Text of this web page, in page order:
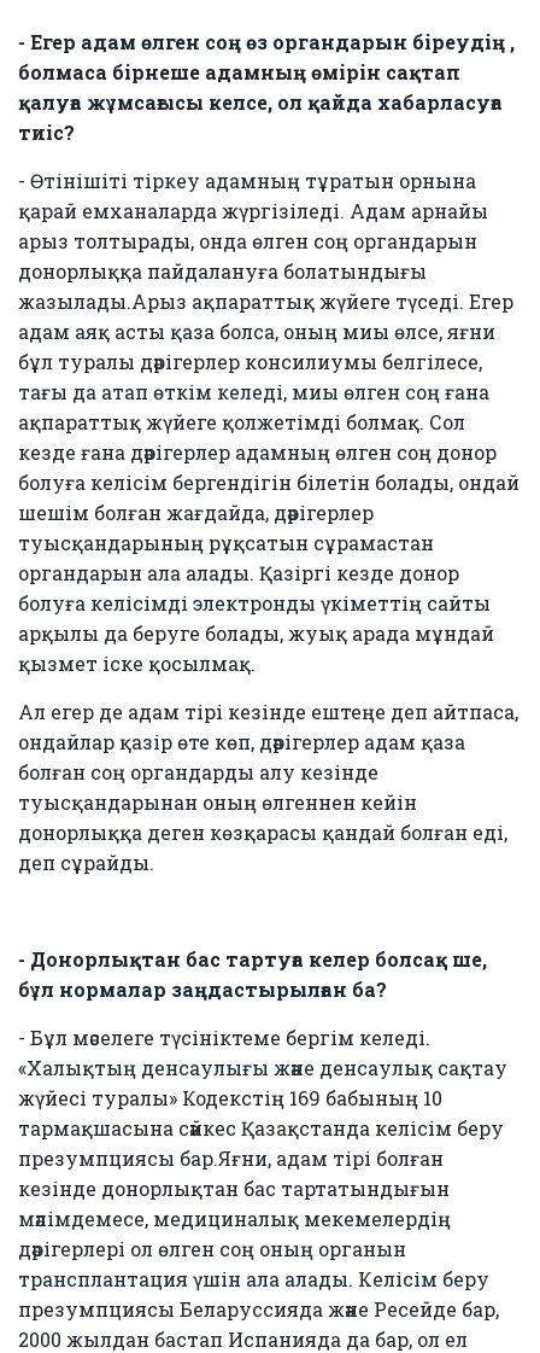
- Егер адам өлген соң өз органдарын біреудің ,
болмаса бірнеше адамның өмірін сақтап
қалуға жұмсағысы келсе, ол қайда хабарласуға
тиіс?
- Өтінішіті тіркеу адамның тұратын орнына
қарай емханаларда жүргізіледі. Адам арнайы
арыз толтырады, онда өлген соң органдарын
донорлыққа пайдалануға болатындығы
жазылады.Арыз ақпараттық жүйеге түседі. Егер
адам аяқ асты қаза болса, оның миы өлсе, яғни
бұл туралы дәрігерлер консилиумы белгілесе,
тағы да атап өткім келеді, миы өлген соң ғана
ақпараттық жүйеге қолжетімді болмақ. Сол
кезде ғана дәрігерлер адамның өлген соң донор
болуға келісім бергендігін білетін болады, ондай
шешім болған жағдайда, дәрігерлер
туысқандарының рұқсатын сұрамастан
органдарын ала алады. Қазіргі кезде донор
болуға келісімді электронды үкіметтің сайты
арқылы да беруге болады, жуық арада мұндай
қызмет іске қосылмақ.
Ал егер де адам тірі кезінде ештеңе деп айтпаса,
ондайлар қазір өте көп, дәрігерлер адам қаза
болған соң органдарды алу кезінде
туысқандарынан оның өлгеннен кейін
донорлыққа деген көзқарасы қандай болған еді,
деп сұрайды.
- Донорлықтан бас тартуға келер болсақ ше,
бұл нормалар заңдастырылған ба?
- Бұл мәселеге түсініктеме бергім келеді.
«Халықтың денсаулығы және денсаулық сақтау
жүйесі туралы» Кодекстің 169 бабының 10
тармақшасына сәйкес Қазақстанда келісім беру
презумпциясы бар.Яғни, адам тірі болған
кезінде донорлықтан бас тартатындығын
мәлімдемесе, медициналық мекемелердің
дәрігерлері ол өлген соң оның органын
трансплантация үшін ала алады. Келісім беру
презумпциясы Беларуссияда және Ресейде бар,
2000 жылдан бастап Испанияда да бар, ол ел